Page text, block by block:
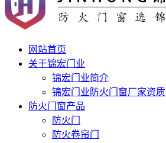
网站首页
关于锦宏门业
锦宏门业简介
锦宏门业防火门窗厂家资质
防火门窗产品
防火门
防火卷帘门